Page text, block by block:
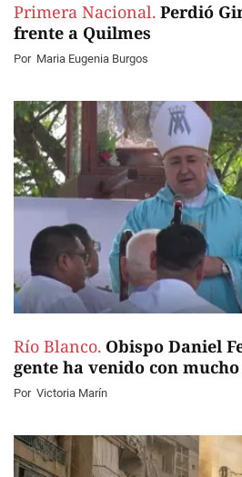
Primera Nacional. Perdió
frente a Quilmes
Por Maria Eugenia Burgos
Río Blanco. Obispo Daniel
gente ha venido con
Por Victoria Marín